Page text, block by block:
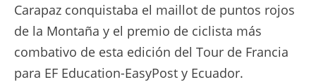
Carapaz conquistaba el maillot de puntos rojos
de la Montaña y el premio de ciclista más
combativo de esta edición del Tour de Francia
para EF Education-EasyPost y Ecuador.